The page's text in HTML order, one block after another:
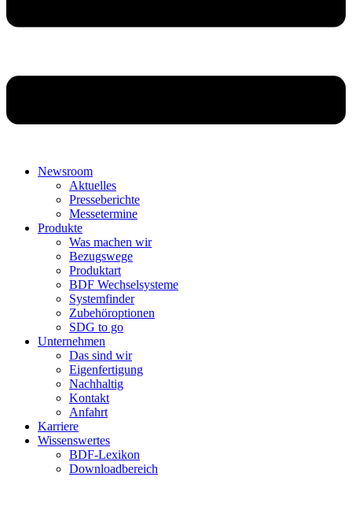
Newsroom
Aktuelles
Presseberichte
Messetermine
Produkte
Was machen wir
Bezugswege
Produktart
BDF Wechselsysteme
Systemfinder
Zubehöroptionen
SDG to go
Unternehmen
Das sind wir
Eigenfertigung
Nachhaltig
Kontakt
Anfahrt
Karriere
Wissenswertes
BDF-Lexikon
Downloadbereich